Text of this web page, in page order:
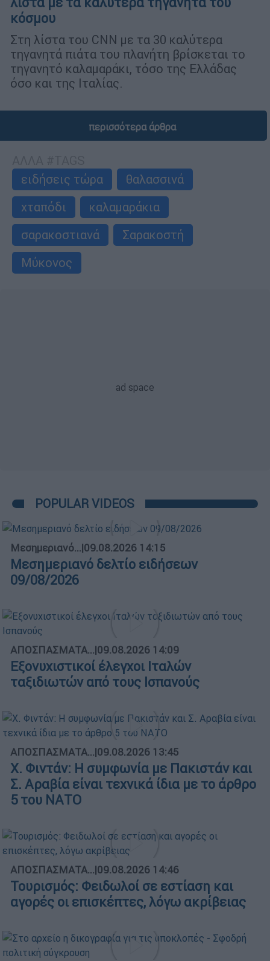
κόσμου
Στη λίστα του CNN με τα 30 καλύτερα
τηγανητά πιάτα του πλανήτη βρίσκεται το
τηγανητό καλαμαράκι, τόσο της Ελλάδας
όσο και της Ιταλίας.
περισσότερα άρθρα
ειδήσεις τώρα
θαλασσινά
χταπόδι
καλαμαράκια
σαρακοστιανά
Σαρακοστή
Μύκονος
POPULAR VIDEOS
Μεσημεριανό...|09.08.2026 14:15
Μεσημεριανό δελτίο ειδήσεων
09/08/2026
ΑΠΟΣΠΑΣΜΑΤΑ...|09.08.2026 14:09
Εξονυχιστικοί έλεγχοι Ιταλών
ταξιδιωτών από τους Ισπανούς
ΑΠΟΣΠΑΣΜΑΤΑ...|09.08.2026 13:45
X. Φιντάν: Η συμφωνία με Πακιστάν και
Σ. Αραβία είναι τεχνικά ίδια με το άρθρο
5 του ΝΑΤΟ
ΑΠΟΣΠΑΣΜΑΤΑ...|09.08.2026 14:46
Τουρισμός: Φειδωλοί σε εστίαση και
αγορές οι επισκέπτες, λόγω ακρίβειας